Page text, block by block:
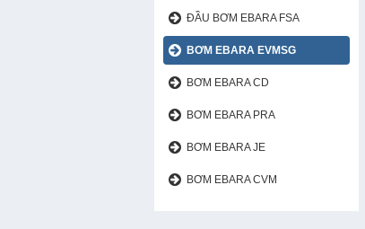
BƠM CHÌM EBARA DS
ĐẦU BƠM EBARA FSA
BƠM EBARA EVMSG
BƠM EBARA CD
BƠM EBARA PRA
BƠM EBARA JE
BƠM EBARA CVM